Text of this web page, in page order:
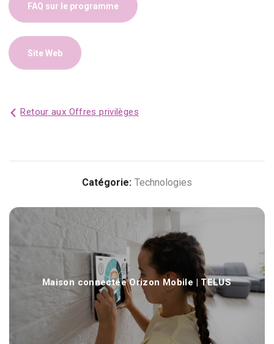
FAQ sur le programme
Site Web
Retour aux Offres privilèges
Catégorie: Technologies
Maison connectée Orizon Mobile | TELUS